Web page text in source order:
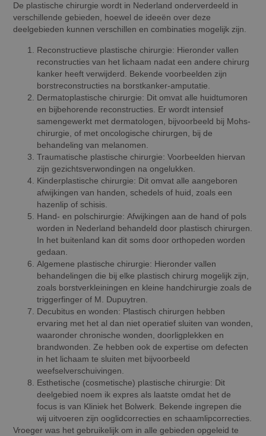
De plastische chirurgie wordt in Nederland onderverdeeld in
verschillende gebieden, hoewel de ideeën over deze
deelgebieden kunnen verschillen en combinaties mogelijk zijn.
Reconstructieve plastische chirurgie: Hieronder vallen
reconstructies van het lichaam nadat een andere chirurg
kanker heeft verwijderd. Bekende voorbeelden zijn
borstreconstructies na borstkanker-amputatie.
Dermatoplastische chirurgie: Dit omvat alle huidtumoren
en bijbehorende reconstructies. Er wordt intensief
samengewerkt met dermatologen, bijvoorbeeld bij Mohs-
chirurgie, of met oncologische chirurgen, bij de
behandeling van melanomen.
Traumatische plastische chirurgie: Voorbeelden hiervan
zijn gezichtsverwondingen na ongelukken.
Kinderplastische chirurgie: Dit omvat alle aangeboren
afwijkingen van handen, schedels of huid, zoals een
hazenlip of schisis.
Hand- en polschirurgie: Afwijkingen aan de hand of pols
worden in Nederland behandeld door plastisch chirurgen.
In het buitenland kan dit soms door orthopeden worden
gedaan.
Algemene plastische chirurgie: Hieronder vallen
behandelingen die bij elke plastisch chirurg mogelijk zijn,
zoals borstverkleiningen en kleine handchirurgie zoals de
triggerfinger of M. Dupuytren.
Decubitus en wonden: Plastisch chirurgen hebben
ervaring met het al dan niet operatief sluiten van wonden,
waaronder chronische wonden, doorligplekken en
brandwonden. Ze hebben ook de expertise om defecten
in het lichaam te sluiten met bijvoorbeeld
weefselverschuivingen.
Esthetische (cosmetische) plastische chirurgie: Dit
deelgebied noem ik expres als laatste omdat het de
focus is van Kliniek het Bolwerk. Bekende ingrepen die
wij uitvoeren zijn ooglidcorrecties en schaamlipcorrecties.
Vroeger was het gebruikelijk om in alle gebieden opgeleid te